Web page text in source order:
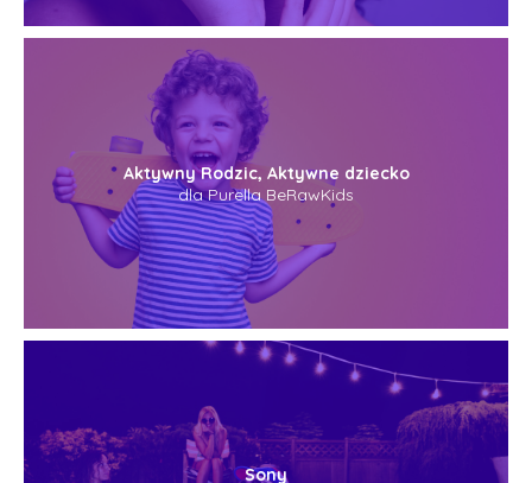
Sony
Aktywny Rodzic, Aktywne dziecko
dla Purella BeRawKids